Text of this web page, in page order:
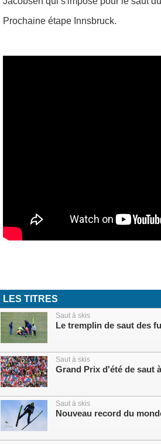
Prochaine étape Innsbruck.
LES TITRES
Saut à skis
Le tremplin de saut des
Saut à skis
Grand Prix d'été de saut
Saut à skis
Nouveau record du